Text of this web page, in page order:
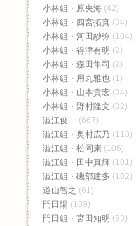
小林組・原央海 (42)
小林組・四宮拓真 (34)
小林組・河田紗弥 (104)
小林組・得津有明 (2)
小林組・森田隼司 (2)
小林組・用丸雅也 (1)
小林組・山本貴宏 (34)
小林組・野村隆文 (32)
澁江俊一 (667)
澁江組・奥村広乃 (113)
澁江組・松岡康 (106)
澁江組・田中真輝 (101)
澁江組・磯部建多 (102)
道山智之 (61)
門田陽 (189)
門田組・宮田知明 (63)